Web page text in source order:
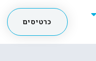
כרטיסים